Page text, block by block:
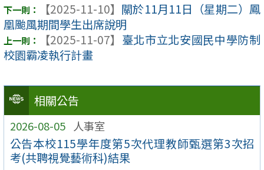
相關公告
2026-08-05 人事室
公告本校115學年度第5次代理教師甄選第3次招
考(共聘視覺藝術科)結果
【2025-11-10】 關於11月11日（星期二）鳳
凰颱風期間學生出席說明
【2025-11-07】 臺北市立北安國民中學防制
校園霸凌執行計畫